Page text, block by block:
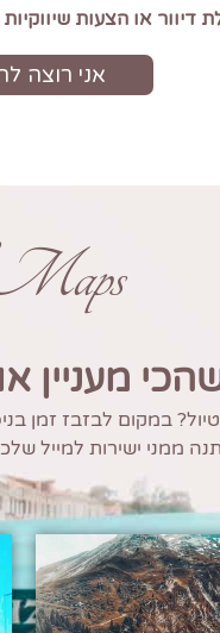
מעניין
במקום לבזבז זמן
ממני ישירות למייל